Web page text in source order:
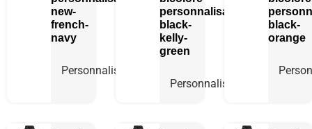
new-
french-
navy
Personnaliser
personnalisable
black-
kelly-
green
Personnaliser
black-
orange